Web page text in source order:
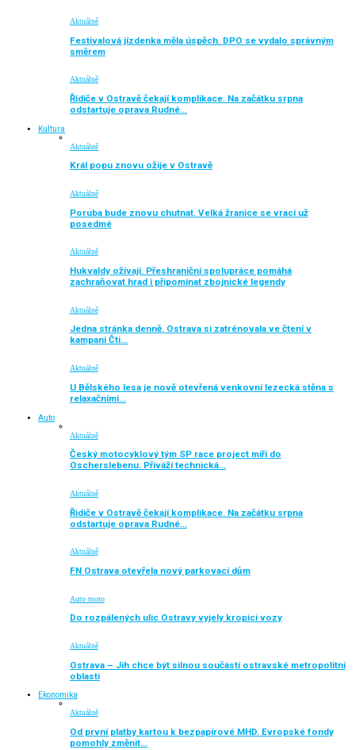
Aktuálně
Festivalová jízdenka měla úspěch. DPO se vydalo správným
směrem
Aktuálně
Řidiče v Ostravě čekají komplikace. Na začátku srpna
odstartuje oprava Rudné…
Kultura
Aktuálně
Král popu znovu ožije v Ostravě
Aktuálně
Poruba bude znovu chutnat. Velká žranice se vrací už
posedmé
Aktuálně
Hukvaldy ožívají. Přeshraniční spolupráce pomáhá
zachraňovat hrad i připomínat zbojnické legendy
Aktuálně
Jedna stránka denně. Ostrava si zatrénovala ve čtení v
kampani Čti…
Aktuálně
U Bělského lesa je nově otevřená venkovní lezecká stěna s
relaxačními…
Auto
Aktuálně
Český motocyklový tým SP race project míří do
Oscherslebenu. Přiváží technická…
Aktuálně
Řidiče v Ostravě čekají komplikace. Na začátku srpna
odstartuje oprava Rudné…
Aktuálně
FN Ostrava otevřela nový parkovací dům
Auto moto
Do rozpálených ulic Ostravy vyjely kropicí vozy
Aktuálně
Ostrava – Jih chce být silnou součástí ostravské metropolitní
oblasti
Ekonomika
Aktuálně
Od první platby kartou k bezpapírové MHD. Evropské fondy
pomohly změnit…